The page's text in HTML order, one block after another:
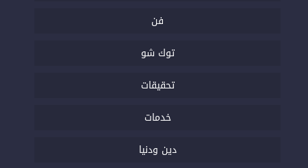
فن
توك شو
تحقيقات
خدمات
دين ودنيا